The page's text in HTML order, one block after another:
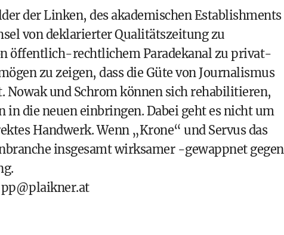
der Linken, des akademischen Establishments
von deklarierter Qualitätszeitung zu
öffentlich-rechtlichem Paradekanal zu privat-
zu zeigen, dass die Güte von Journalismus
Nowak und Schrom können sich rehabilitieren,
in die neuen einbringen. Dabei geht es nicht um
Handwerk. Wenn „Krone“ und Servus das
insgesamt wirksamer -gewappnet gegen
pp@plaikner.at